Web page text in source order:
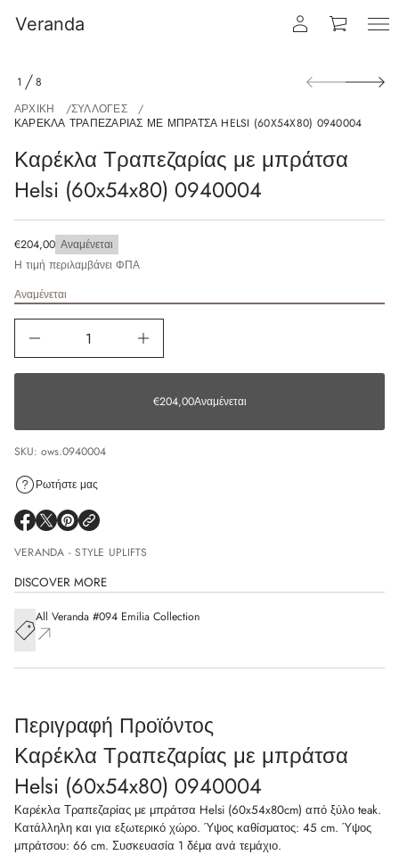
Veranda
1
8
ΑΡΧΙΚΉ
ΣΥΛΛΟΓΈΣ
ΚΑΡΈΚΛΑ ΤΡΑΠΕΖΑΡΊΑΣ ΜΕ ΜΠΡΆΤΣΑ HELSI (60X54X80) 0940004
Καρέκλα Τραπεζαρίας με μπράτσα
Helsi (60x54x80) 0940004
€204,00 Αναμένεται
Η τιμή περιλαμβάνει ΦΠΑ
Αναμένεται
€204,00Αναμένεται
SKU: ows.0940004
Ρωτήστε μας
VERANDA - STYLE UPLIFTS
DISCOVER MORE
All Veranda #094 Emilia Collection
Περιγραφή Προϊόντος
Καρέκλα Τραπεζαρίας με μπράτσα
Helsi (60x54x80) 0940004
Καρέκλα Τραπεζαρίας με μπράτσα Helsi (60x54x80cm) από ξύλο teak.
Κατάλληλη και για εξωτερικό χώρο. Ύψος καθίσματος: 45 cm. Ύψος
μπράτσου: 66 cm. Συσκευασία 1 δέμα ανά τεμάχιο.